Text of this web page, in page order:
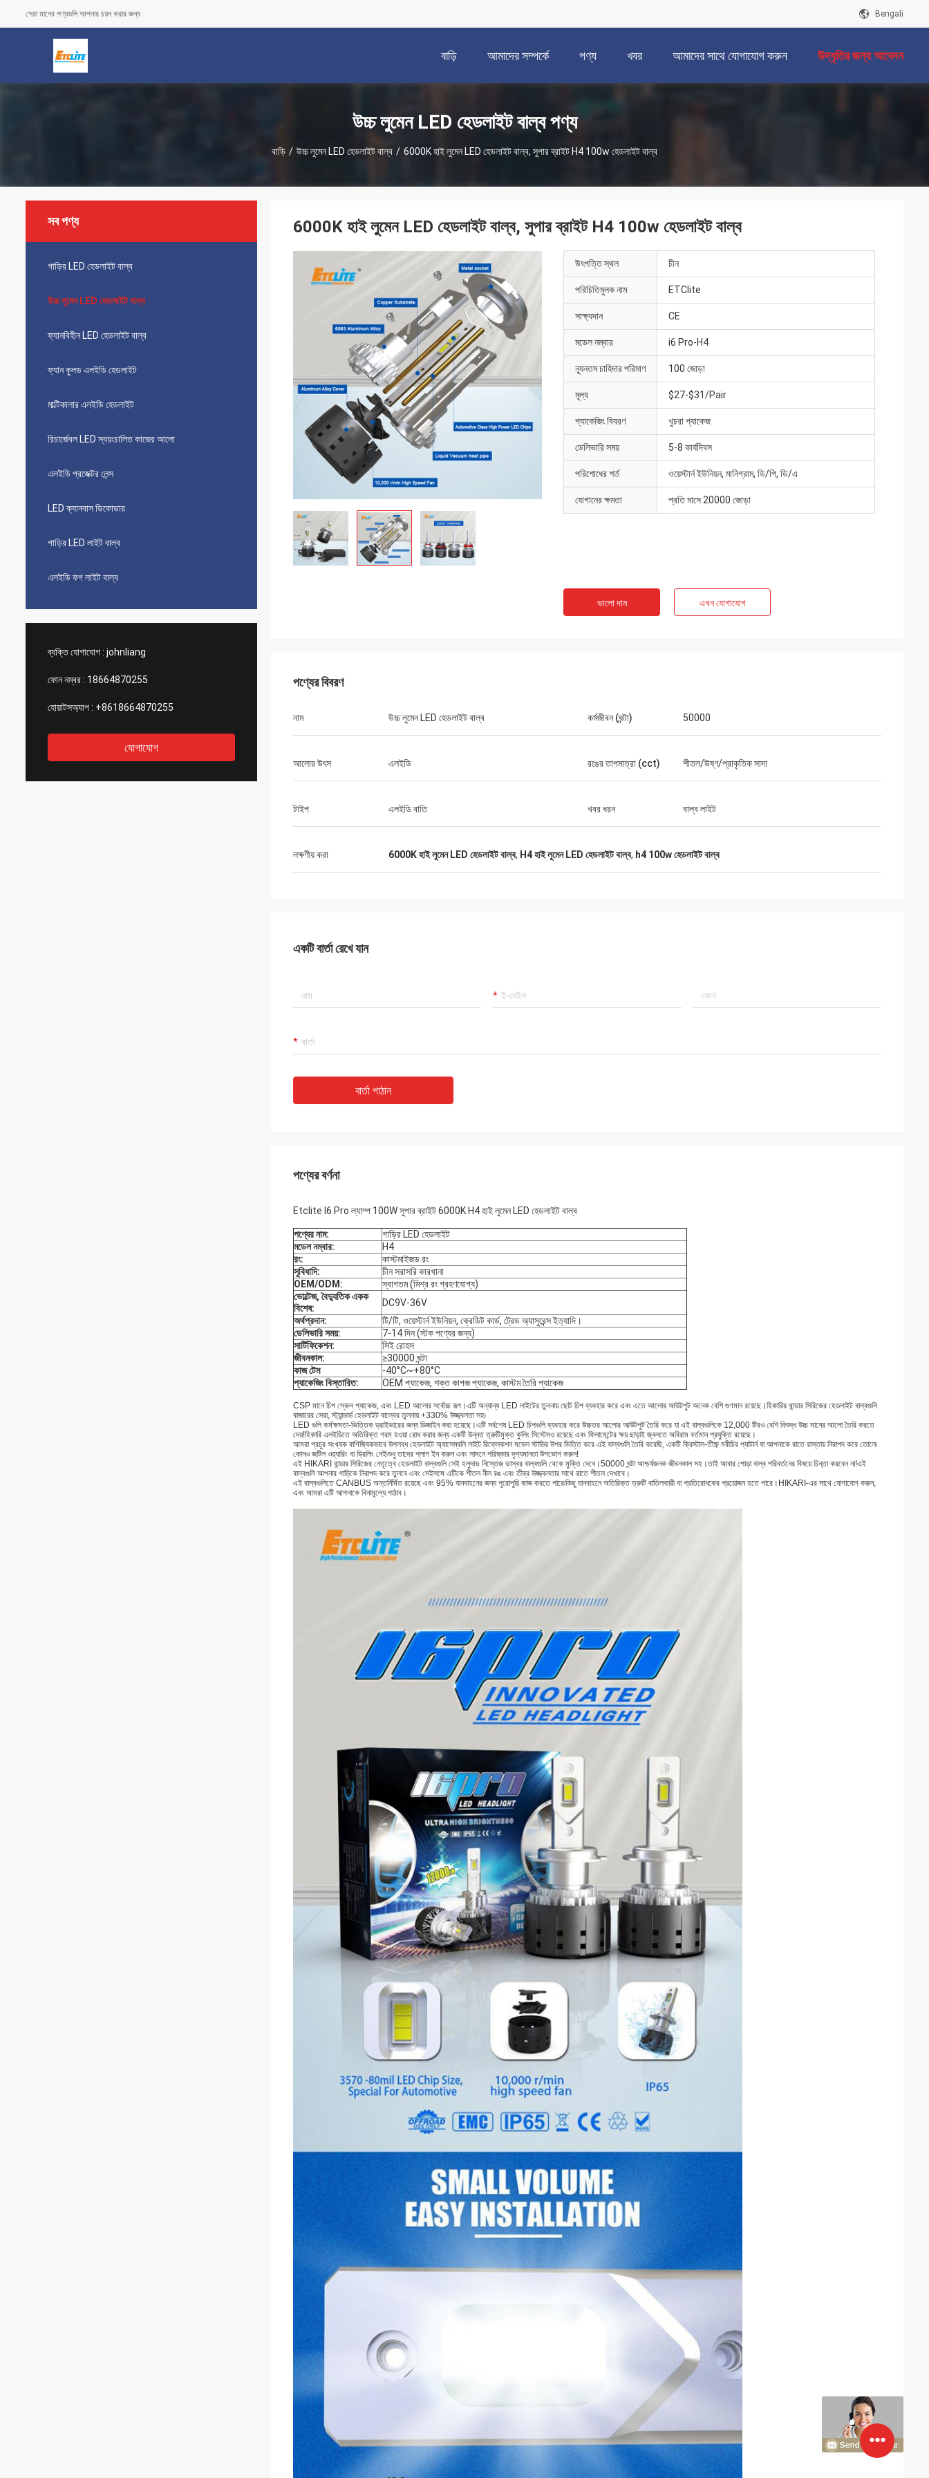
সেরা মানের পণ্যগুলি আপনার চয়ন করার জন্য Bengali
বাড়ি আমাদের সম্পর্কে পণ্য খবর আমাদের সাথে যোগাযোগ করুন উদ্ধৃতির জন্য আবেদন
উচ্চ লুমেন LED হেডলাইট বাল্ব পণ্য
বাড়ি / উচ্চ লুমেন LED হেডলাইট বাল্ব / 6000K হাই লুমেন LED হেডলাইট বাল্ব, সুপার ব্রাইট H4 100w হেডলাইট বাল্ব
সব পণ্য
গাড়ির LED হেডলাইট বাল্ব
উচ্চ লুমেন LED হেডলাইট বাল্ব
ফ্যানবিহীন LED হেডলাইট বাল্ব
ফ্যান কুলড এলইডি হেডলাইট
মাল্টিকালার এলইডি হেডলাইট
রিচার্জেবল LED স্বয়ংচালিত কাজের আলো
এলইডি প্রজেক্টর লেন্স
LED ক্যানবাস ডিকোডার
গাড়ির LED লাইট বাল্ব
এলইডি ফগ লাইট বাল্ব
ব্যক্তি যোগাযোগ : johnliang
ফোন নম্বর : 18664870255
হোয়াটসঅ্যাপ : +8618664870255
যোগাযোগ
6000K হাই লুমেন LED হেডলাইট বাল্ব, সুপার ব্রাইট H4 100w হেডলাইট বাল্ব
উৎপত্তি স্থল চীন
পরিচিতিমুলক নাম ETClite
সাক্ষ্যদান CE
মডেল নম্বার i6 Pro-H4
ন্যূনতম চাহিদার পরিমাণ 100 জোড়া
মূল্য $27-$31/Pair
প্যাকেজিং বিবরণ খুচরা প্যাকেজ
ডেলিভারি সময় 5-8 কার্যদিবস
পরিশোধের শর্ত ওয়েস্টার্ন ইউনিয়ন, মানিগ্রাম, ডি/পি, ডি/এ
যোগানের ক্ষমতা প্রতি মাসে 20000 জোড়া
ভালো দাম এখন যোগাযোগ
পণ্যের বিবরণ
নাম উচ্চ লুমেন LED হেডলাইট বাল্ব কর্মজীবন (ঘন্টা) 50000
আলোর উৎস এলইডি রঙের তাপমাত্রা (cct) শীতল/উষ্ণ/প্রাকৃতিক সাদা
টাইপ এলইডি বাতি খবর ধরন বাল্ব লাইট
লক্ষণীয় করা 6000K হাই লুমেন LED হেডলাইট বাল্ব, H4 হাই লুমেন LED হেডলাইট বাল্ব, h4 100w হেডলাইট বাল্ব
একটি বার্তা রেখে যান
বার্তা পাঠান
পণ্যের বর্ণনা
Etclite I6 Pro ল্যাম্প 100W সুপার ব্রাইট 6000K H4 হাই লুমেন LED হেডলাইট বাল্ব
পণ্যের নাম:
গাড়ির LED হেডলাইট
মডেল নম্বার:
H4
রং:
কাস্টমাইজড রং
সুবিধাদি:
চীন সরাসরি কারখানা
OEM/ODM:
স্বাগতম (মিশ্র রং গ্রহণযোগ্য)
ভোল্টেজ, বৈদ্যুতিক একক
বিশেষ:
DC9V-36V
অর্থপ্রদান:
টি/টি, ওয়েস্টার্ন ইউনিয়ন, ক্রেডিট কার্ড, ট্রেড অ্যাসুরেন্স ইত্যাদি।
ডেলিভারি সময়:
7-14 দিন (স্টক পণ্যের জন্য)
সার্টিফিকেশন:
সিই রোহস
জীবনকাল:
≥30000 ঘন্টা
কাজ টেম
-40°C~+80°C
প্যাকেজিং বিস্তারিত: OEM প্যাকেজ, শক্ত কাগজ প্যাকেজ, কাস্টম তৈরি প্যাকেজ
CSP মানে চিপ স্কেল প্যাকেজ, এবং LED আলোর সর্বোচ্চ রূপ।এটি অন্যান্য LED লাইটের তুলনায় ছোট চিপ ব্যবহার করে এবং এতে আলোর আউটপুট অনেক বেশি গুণমান রয়েছে।হিকারির থান্ডার সিরিজের হেডলাইট বাল্বগুলি
বাজারের সেরা, স্ট্যান্ডার্ড হেডলাইট বাল্বের তুলনায় +330% উজ্জ্বলতা সহ৷
LED গুলি কর্মক্ষমতা-ভিত্তিক ড্রাইভারের জন্য ডিজাইন করা হয়েছে।এটি সর্বশেষ LED চিপগুলি ব্যবহার করে উচ্চতর আলোর আউটপুট তৈরি করে যা এই বাল্বগুলিকে 12,000 টিরও বেশি বিশুদ্ধ উচ্চ মানের আলো তৈরি করতে
দেয়!হিকারি এলইডিতে অতিরিক্ত গরম হওয়া রোধ করার জন্য একটি উন্নত ত্রুটিমুক্ত কুলিং সিস্টেমও রয়েছে এবং ফিলামেন্টের ক্ষয় ছাড়াই জ্বলতে অবিরাম বর্তমান প্রযুক্তি রয়েছে।
আমরা প্রচুর সংখ্যক বাণিজ্যিকভাবে উপলব্ধ হেডলাইট অ্যাসেম্বলি লাইট রিফ্লেকশন মডেল স্টাডির উপর ভিত্তি করে এই বাল্বগুলি তৈরি করেছি, একটি ক্রিস্টাল-তীক্ষ্ণ মরীচির প্যাটার্ন যা আপনাকে রাতে রাস্তায় নিরাপদ করে তোলে৷
কোনও জটিল ওয়্যারিং বা ড্রিলিং নেই৷শুধু তাদের প্লাগ ইন করুন এবং সামনে পরিষ্কার দৃশ্যমানতা উপভোগ করুন!
এই HIKARI থান্ডার সিরিজের নেতৃত্বে হেডলাইট বাল্বগুলি সেই হলুদাভ নিস্তেজ ভাস্বর বাল্বগুলি থেকে মুক্তি দেবে।50000 ঘন্টা আশ্চর্যজনক জীবনকাল সহ।তাই আবার পোড়া বাল্ব পরিবর্তনের বিষয়ে চিন্তা করবেন না!এই
বাল্বগুলি আপনার গাড়িকে নিরাপদ করে তুলবে এবং সেইসঙ্গে এটিকে শীতল নীল রঙ এবং তীব্র উজ্জ্বলতার সাথে রাতে শীতল দেখাবে।
এই বাল্বগুলিতে CANBUS অন্তর্নির্মিত রয়েছে এবং 95% যানবাহনের জন্য পুরোপুরি কাজ করতে পারে৷কিছু যানবাহনে অতিরিক্ত ত্রুটি বাতিলকারী বা প্রতিরোধকের প্রয়োজন হতে পারে।HIKARI-এর সাথে যোগাযোগ করুন,
এবং আমরা এটি আপনাকে বিনামূল্যে পাঠাব।